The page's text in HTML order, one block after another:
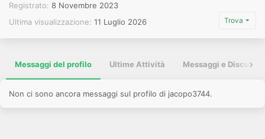
Registrato 8 Novembre 2023
Ultima visualizzazione 11 Luglio 2026 Trova
Messaggi del profilo Ultime Attività Messaggi e
Non ci sono ancora messaggi sul profilo di jacopo3744.